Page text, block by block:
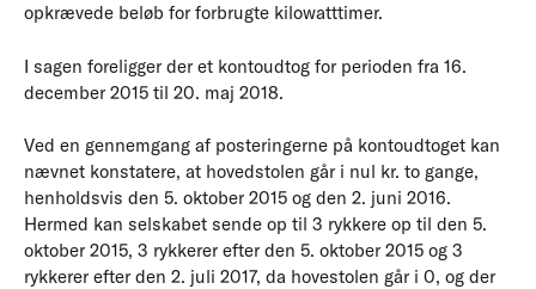
opkrævede beløb for forbrugte kilowatttimer.
I sagen foreligger der et kontoudtog for perioden fra 16.
december 2015 til 20. maj 2018.
Ved en gennemgang af posteringerne på kontoudtoget kan
nævnet konstatere, at hovedstolen går i nul kr. to gange,
henholdsvis den 5. oktober 2015 og den 2. juni 2016.
Hermed kan selskabet sende op til 3 rykkere op til den 5.
oktober 2015, 3 rykkerer efter den 5. oktober 2015 og 3
rykkerer efter den 2. juli 2017, da hovestolen går i 0, og der